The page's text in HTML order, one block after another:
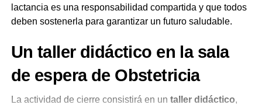
lactancia es una responsabilidad compartida y que todos
deben sostenerla para garantizar un futuro saludable.
Un taller didáctico en la sala
de espera de Obstetricia
La actividad de cierre consistirá en un taller didáctico,